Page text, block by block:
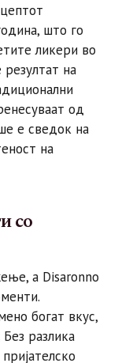
што го
ликери во
на
од
е сведок на
на
со
а Disaronno
богат вкус,
разлика